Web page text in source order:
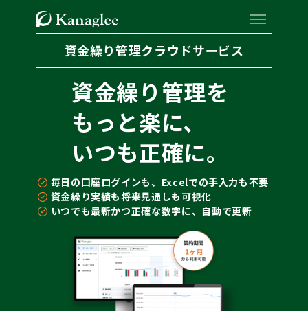
資金繰り管理クラウドサービス
資金繰り管理を
もっと楽に、
いつも正確に。
毎日の口座ログインも、Excelでの手入力も不要
資金繰り実績も将来見通しも可視化
いつでも最新かつ正確な数字に、自動で更新